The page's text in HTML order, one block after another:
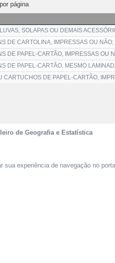
página
SOLAPAS OU DEMAIS
DE CARTOLINA, IMPRESSAS OU
DE PAPEL-CARTÃO, IMPRESSAS OU
DE PAPEL-CARTÃO, MESMO
CARTUCHOS DE PAPEL-CARTÃO,
de Geografia e Estatística
sua experiência de navegação no